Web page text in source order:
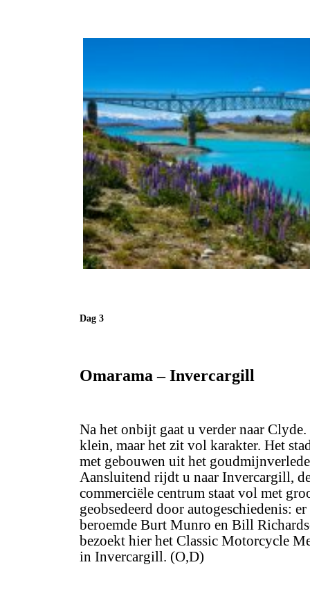
Dag 3
Omarama – Invercargill
Na het onbijt gaat u verder naar
klein, maar het zit vol karakter. Het
met gebouwen uit het
Aansluitend rijdt u naar Invercargill,
commerciële centrum staat vol met
geobsedeerd door autogeschiedenis:
beroemde Burt Munro en Bill
bezoekt hier het Classic Motorcycle
in Invercargill. (O,D)